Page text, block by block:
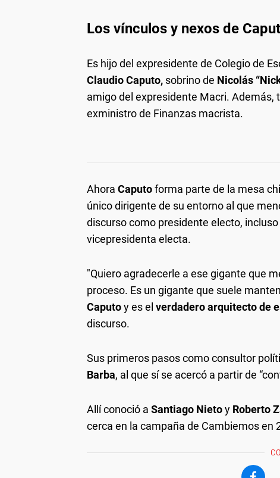
Los vínculos y nexos de
Es hijo del expresidente de Colegio de
Claudio Caputo, sobrino de Nicolás
amigo del expresidente Macri. Además,
exministro de Finanzas macrista.
Ahora Caputoforma parte de la mesa
único dirigente de su entorno al que
discurso como presidente electo,
vicepresidenta electa.
"Quiero agradecerle a ese gigante que
proceso. Es un gigante que suele
Caputoy es el verdadero arquitecto de
discurso.
Sus primeros pasos como consultor
Barba, al que sí se acercó a partir de
Allí conoció a Santiago Nietoy Roberto
cerca en la campaña de Cambiemos en